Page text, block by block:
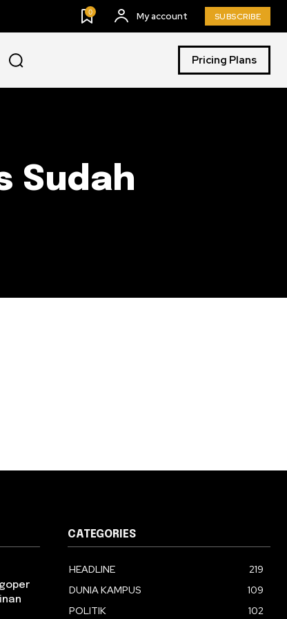
0 My account SUBSCRIBE
Pricing Plans
Sudah
CATEGORIES
HEADLINE
219
DUNIA KAMPUS
109
POLITIK
102